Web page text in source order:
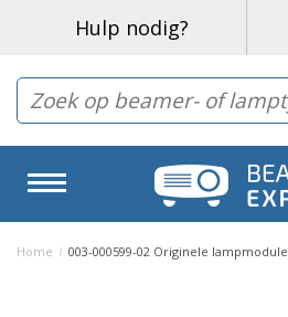
Hulp nodig?
Home / 003-000599-02 Originele lampmodule